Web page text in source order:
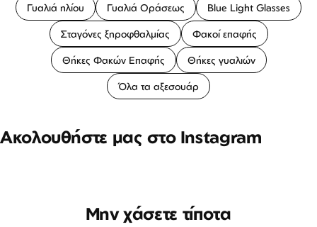
Γυαλιά ηλίου Γυαλιά Οράσεως Blue Light Glasses
Σταγόνες ξηροφθαλμίας Φακοί επαφής
Θήκες Φακών Επαφής Θήκες γυαλιών
Όλα τα αξεσουάρ
Ακολουθήστε μας στο Instagram
Μην χάσετε τίποτα